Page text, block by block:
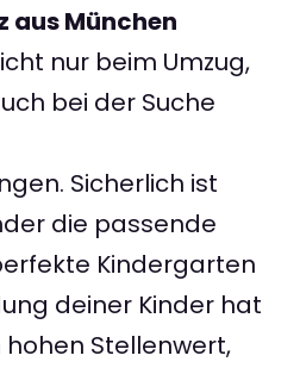
aus München
nur beim Umzug,
bei der Suche
Sicherlich ist
die passende
Kindergarten
deiner Kinder hat
Stellenwert,